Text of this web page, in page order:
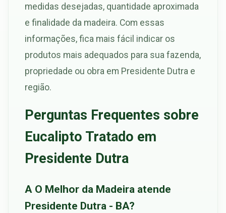
medidas desejadas, quantidade aproximada
e finalidade da madeira. Com essas
informações, fica mais fácil indicar os
produtos mais adequados para sua fazenda,
propriedade ou obra em Presidente Dutra e
região.
Perguntas Frequentes sobre
Eucalipto Tratado em
Presidente Dutra
A O Melhor da Madeira atende
Presidente Dutra - BA?